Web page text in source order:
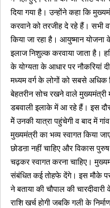
दिया गया है। उन्होंने कहा कि
करवाने को तरजीह दे रहे हैं। सभी
किया जा रहा है। आयुष्मान
इलाज निशुल्क करवाया जाता है।
के योग्यता के आधार पर नौकरियां
मध्यम वर्ग के लोगों को सबसे अधिक
बेहतरीन सोच रखने वाले मुख्यमंत्री
डबवाली इलाके में आ रहे हैं। इस
मेें उनकी यात्रा पहुंचेगी व बाद में गांव
मुख्यमंत्री का भव्य स्वागत किया
छोडऩा नहीं चाहिए और विकास
चढ़कर स्वागत करना चाहिए।
संबंधित कई तोहफे देंगे। इस मौके
ने बताया की चौपाल की
राशि खर्च होगी जबकि गली के